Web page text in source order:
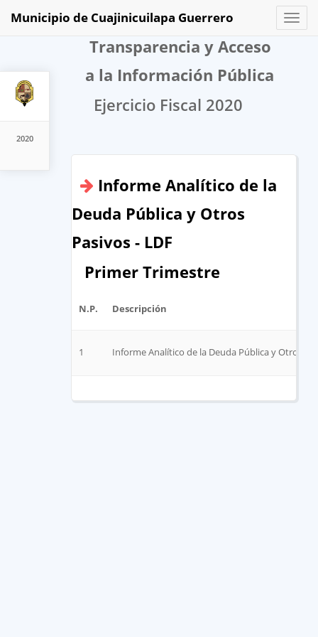
2020
Toggle
Municipio de Cuajinicuilapa Guerrero
Transparencia y Acceso
a la Información Pública
Ejercicio Fiscal 2020
Informe Analítico de la
Deuda Pública y Otros
Pasivos - LDF
Primer Trimestre
N.P. Descripción
1 Informe Analítico de la Deuda Pública y Otros